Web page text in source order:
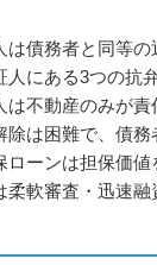
は債務者と同等の
人にある3つの抗
は不動産のみが責
除は困難で、債務
ローンは担保価値
柔軟審査・迅速融